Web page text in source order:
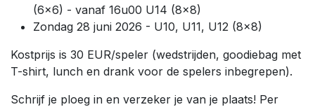
(6x6) - vanaf 16u00 U14 (8x8)
Zondag 28 juni 2026 - U10, U11, U12 (8x8)
Kostprijs is 30 EUR/speler (wedstrijden, goodiebag met
T-shirt, lunch en drank voor de spelers inbegrepen).
Schrijf je ploeg in en verzeker je van je plaats! Per